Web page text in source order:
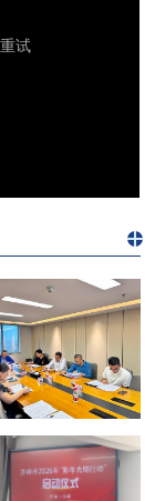
们的行
动